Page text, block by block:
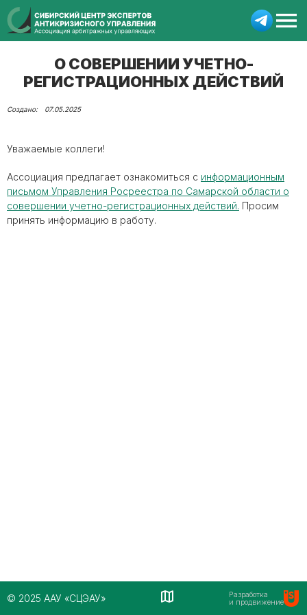
О СОВЕРШЕНИИ УЧЕТНО-
РЕГИСТРАЦИОННЫХ ДЕЙСТВИЙ
07.05.2025
Уважаемые коллеги!
Ассоциация предлагает ознакомиться с информационным
письмом Управления Росреестра по Самарской области о
совершении учетно-регистрационных действий. Просим
принять информацию в работу.
© 2025 ААУ «СЦЭАУ»
Разработка
и продвижение